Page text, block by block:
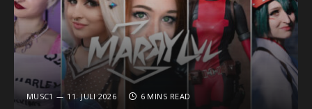
MUSC1 11. JULI 2026 6 MINS READ